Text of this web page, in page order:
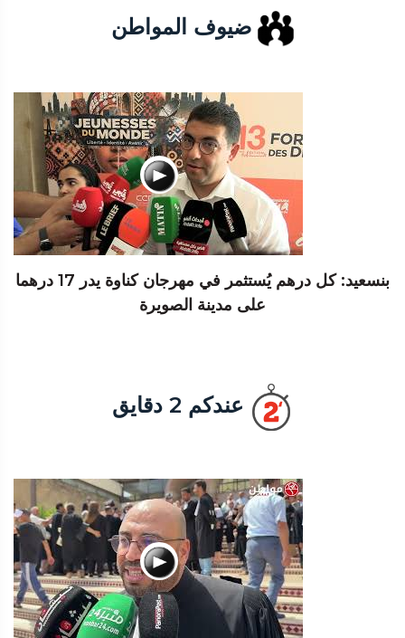
ضيوف المواطن
بنسعيد: كل درهم يُستثمر في مهرجان كناوة يدر 17 درهما
على مدينة الصويرة
عندكم 2 دقايق